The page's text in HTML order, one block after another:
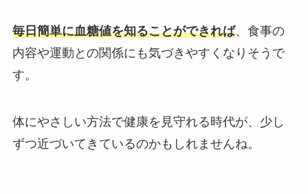
毎日簡単に血糖値を知ることができれば、食事の
内容や運動との関係にも気づきやすくなりそうで
す。
体にやさしい方法で健康を見守れる時代が、少し
ずつ近づいてきているのかもしれませんね。